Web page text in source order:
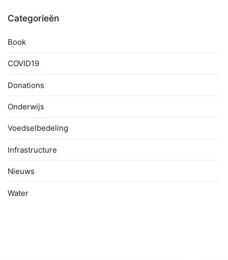
Categorieën
Book
COVID19
Donations
Onderwijs
Voedselbedeling
Infrastructure
Nieuws
Water